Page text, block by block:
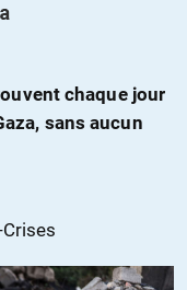
chaque jour
sans aucun